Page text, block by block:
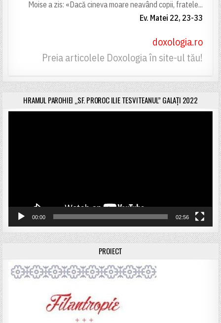
Moise a zis: «Dacă cineva moare neavând copii, fratele...
Ev. Matei 22, 23-33
doxologia.ro
Preia articolele Doxologia în site-ul tău!
HRAMUL PAROHIEI „SF. PROROC ILIE TESVITEANUL” GALAȚI 2022
00:00 02:56
PROIECT